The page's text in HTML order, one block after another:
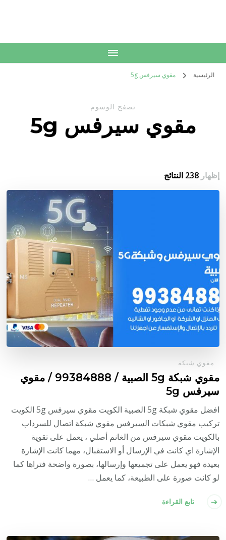
الرئيسية مقوي سيرفس 5g
تصفح الوسوم
مقوي سيرفس 5g
إظهار238 النتائج
مقوي شبكة
مقوي شبكة 5g الصبية / 99384888 / مقوي
سيرفس 5g
افضل مقوي شبكة 5g الصبية الكويت مقوي سيرفس 5g الكويت
تركيب مقوي شبكات السيرفس مقوي شبكة اتصال للسرداب
بالكويت مقوي سيرفس من الغانم أصلي ، يعمل على تقوية
الإشارة اي كانت في الإرسال أو الاستقبال، مهما كانت الإشارة
بعيدة فهو يعمل على تجميعها وإرسالها، بصورة واضحة فتراها كما
لو كانت صورة على الطبيعة، كما يعمل …
تابع القراءة